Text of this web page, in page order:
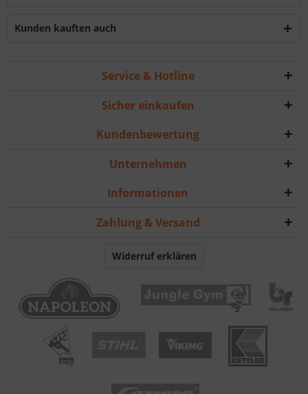
Kunden kauften auch
Service & Hotline
Sicher einkaufen
Kundenbewertung
Unternehmen
Informationen
Zahlung & Versand
Widerruf erklären